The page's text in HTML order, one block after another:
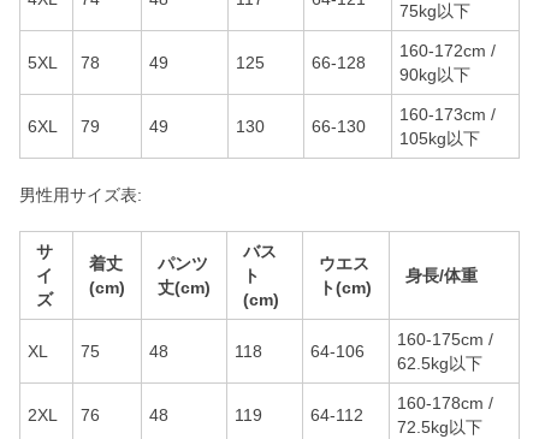
75kg以下
5XL 78 49 125 66-128
160-172cm /
90kg以下
6XL 79 49 130 66-130
160-173cm /
105kg以下
男性用サイズ表:
サ
イ
ズ
着丈
(cm)
パンツ
丈(cm)
バス
ト
(cm)
ウエス
ト(cm)
身長/体重
XL 75 48 118 64-106
160-175cm /
62.5kg以下
2XL 76 48 119 64-112
160-178cm /
72.5kg以下